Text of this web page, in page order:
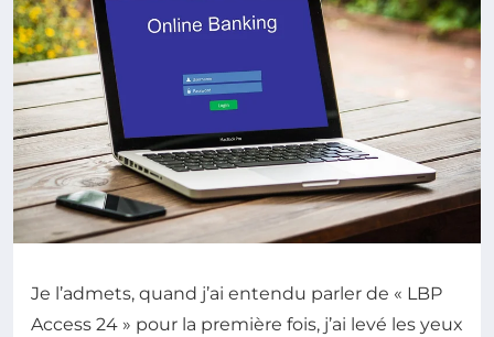
Je l’admets, quand j’ai entendu parler de « LBP
Access 24 » pour la première fois, j’ai levé les yeux